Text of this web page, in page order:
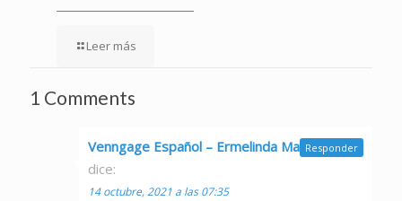
Leer más
1 Comments
Venngage Español – Ermelinda Maglione
dice:
14 octubre, 2021 a las 07:35
Responder